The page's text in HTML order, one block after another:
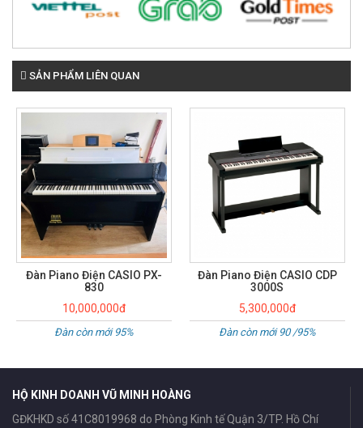
SẢN PHẨM LIÊN QUAN
Đàn Piano Điện CASIO CDP
3000S
5,300,000đ
Đàn còn mới 90 /95%
Đàn piano điện Casio PX-730
Hàng mới 90-95%
HỘ KINH DOANH VŨ MINH HOÀNG
GĐKHKD số 41C8019968 do Phòng Kinh tế Quận 3/TP. Hồ Chí